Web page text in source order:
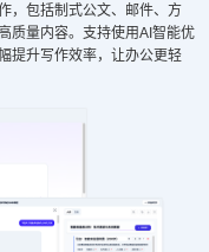
，包括制式公文、邮件、方
质量内容。支持使用AI智能优
提升写作效率，让办公更轻